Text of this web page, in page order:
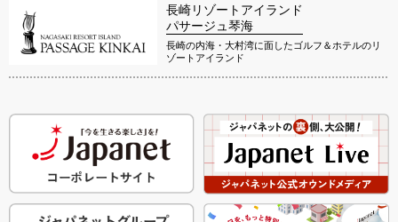
長崎リゾートアイランド
パサージュ琴海
長崎の内海・大村湾に面したゴルフ＆ホテルのリ
ゾートアイランド